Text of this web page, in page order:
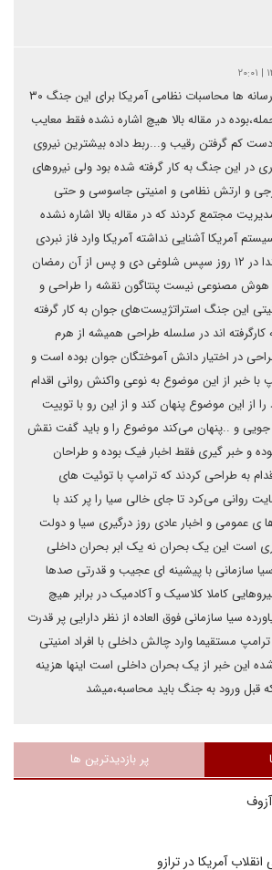
سلام طبق رسانه ها محاسبات نظامی آمریکا برای این جنگ ۳۰
در مقاله بالا هیچ اشاره نشده فقط معایب
کم گرفتن رقیب و...ربط داده بیشترین نیروی
در این جنگ به کار گرفته شده بود ولی نیروهای
و ارتش نظامی و امنیتی جاسوسی و حتی
مجتمع کردند که در مقاله بالا اشاره نشده
آمریکا آشنایی نداشته آمریکا وارد فاز نبردی
شد که مرحله ای بود ابتدا در ۱۲ روز سپس شلوغی دی و پس از آن رمضان
هوش مصنوعی نیست پنتاگون نقشه را طراحی و
این جنگ استراتژیست‌های جوان به کار گرفته
اند در سلسله طراحی همیشه از هرم
در اختیار دانش آموختگان جوان بوده است و
با خبر از این موضوع به نوعی واکنش روانی اقدام
از این موضوع پنهان کند و از این رو با توییت
جویی و ..پنهان می‌کند موضوع را و باید گفت نقش
و خبر گیری فقط اخبار فیک بوده و طراحان
به طراحی کردند که ترامپ با توئیت های
روانی می‌کرد تا جای خالی سیا را پر کند با
ی عمومی و اخبار عادی روز درگیری سیا و دولت
است این یک بحران نه یک ابر بحران داخلی
سازمانی با پیشینه ای عجیب و قدرتی صدها
کاملا کلاسیک و آکادمیک در برابر هیچ
سیا سازمانی فوق العاده از نظر دارایی پر قدرت
مستقیما وارد چالش داخلی با افراد امنیتی
این خبر از یک بحران داخلی است اینها هزینه
قبل ورود به جنگ باید محاسبه،میشد
پر بازدیدترین ها
آمریکا در ترازو